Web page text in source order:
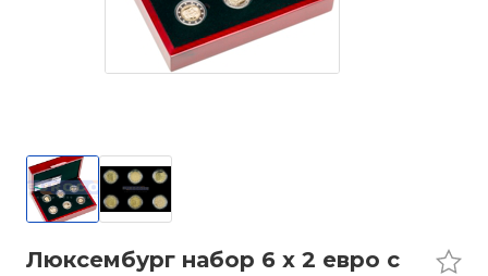
Люксембург набор 6 x 2 евро с